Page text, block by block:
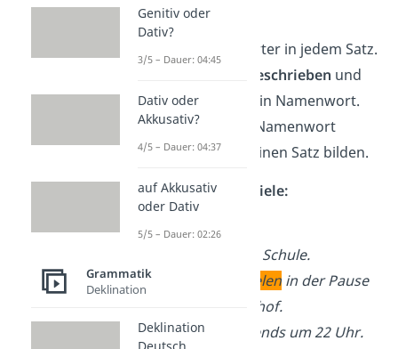
sie eineWortart
Du findest Tunwörter in jedem Satz.
kleingeschrieben und
brauchen immer ein Namenwort.
Aus Tunwort und Namenwort
kannst du schon einen Satz bilden.
Tunwörter – Beispiele:
Felixweint
zur Schule.
spielenin der Pause
auf dem Schulhof.
Ichschlafe abends um 22 Uhr.
Genitiv oder
Dativ?
3/5 – Dauer: 04:45
Dativ oder
Akkusativ?
4/5 – Dauer: 04:37
auf Akkusativ
oder Dativ
5/5 – Dauer: 02:26
Grammatik
Deklination
Deklination